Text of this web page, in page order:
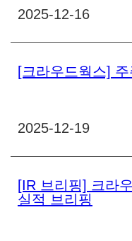
2025-12-16
[크라우드웍스]
2025-12-19
[IR 브리핑] 크라
실적 브리핑